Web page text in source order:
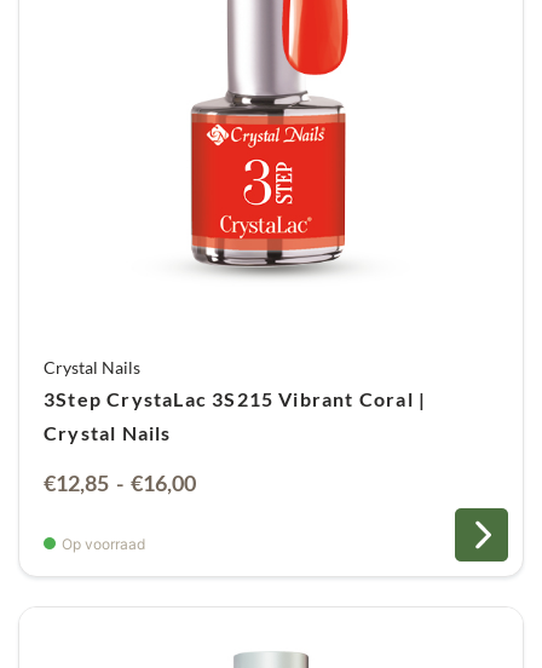
Crystal Nails
3Step CrystaLac 3S215 Vibrant Coral |
Crystal Nails
€12,85 - €16,00Prijsklasse:
€16,00
Op voorraad